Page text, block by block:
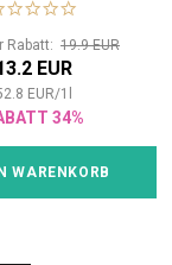
Rabatt: 19.9 EUR
EUR
EUR/1
34%
WARENKORB